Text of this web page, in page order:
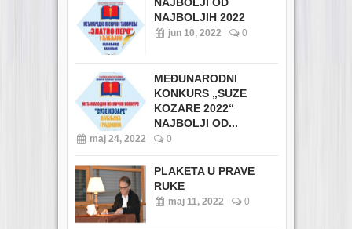
NAJBOLJI OD
NAJBOLJIH 2022
jun 10, 2022 0
MEĐUNARODNI
KONKURS „SUZE
KOZARE 2022“
NAJBOLJI OD...
maj 24, 2022 0
PLAKETA U PRAVE
RUKE
maj 11, 2022 0